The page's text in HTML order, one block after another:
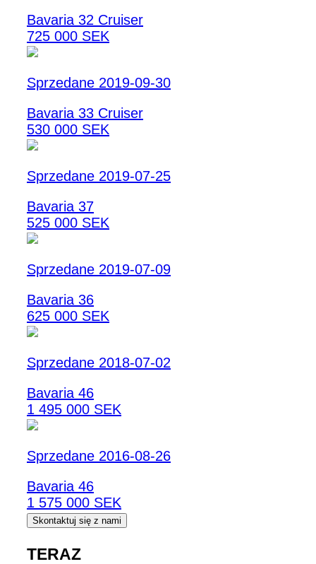
Bavaria 32 Cruiser
725 000 SEK
Sprzedane 2019-09-30
Bavaria 33 Cruiser
530 000 SEK
Sprzedane 2019-07-25
Bavaria 37
525 000 SEK
Sprzedane 2019-07-09
Bavaria 36
625 000 SEK
Sprzedane 2018-07-02
Bavaria 46
1 495 000 SEK
Sprzedane 2016-08-26
Bavaria 46
1 575 000 SEK
Skontaktuj się z nami
TERAZ